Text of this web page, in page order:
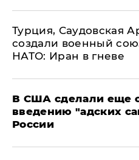
Турция, Саудовская
создали военный
НАТО: Иран в гневе
В США сделали еще
введению "адских
России